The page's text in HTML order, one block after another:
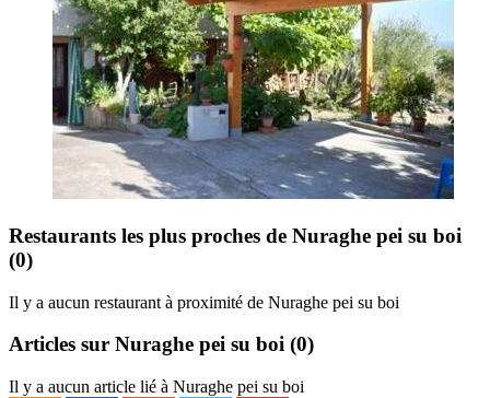
Restaurants les plus proches de Nuraghe pei su boi
(0)
Il y a aucun restaurant à proximité de Nuraghe pei su boi
Articles sur Nuraghe pei su boi (0)
Il y a aucun article lié à Nuraghe pei su boi